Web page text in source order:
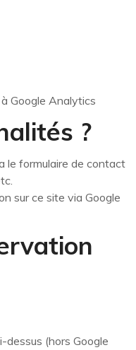
Google Analytics
?
le formulaire de contact
sur ce site via Google
dessus (hors Google